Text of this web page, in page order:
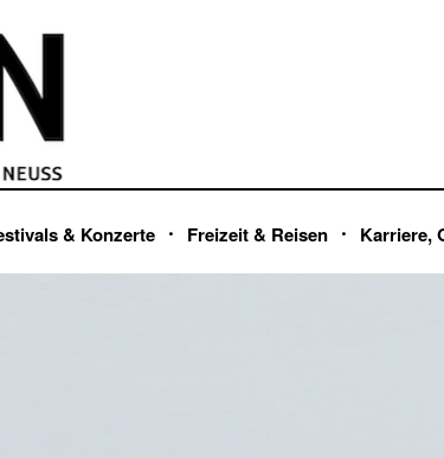
& Konzerte Freizeit & Reisen Karriere,